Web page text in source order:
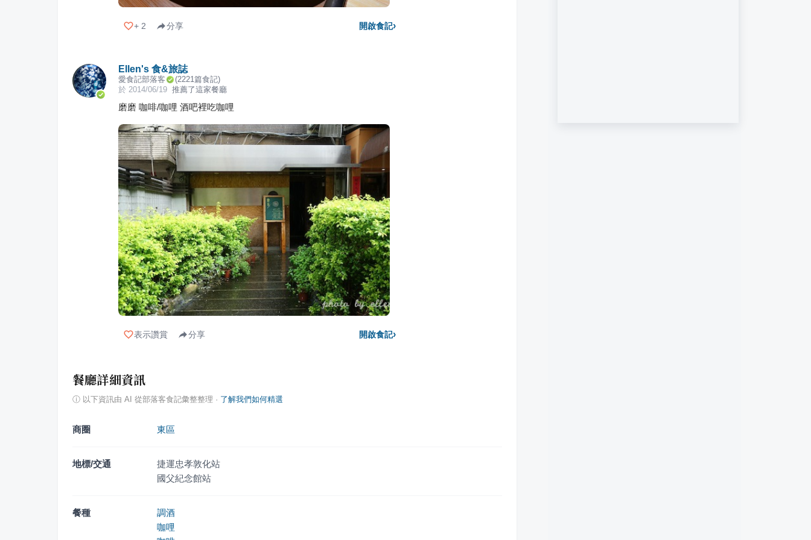
+ 2 分享 開啟食記›
Ellen's 食&旅誌
愛食記部落客 (2221篇食記)
於 2014/06/19 推薦了這家餐廳
磨磨 咖啡/咖哩 酒吧裡吃咖哩
表示讚賞 分享 開啟食記›
餐廳詳細資訊
ⓘ 以下資訊由 AI 從部落客食記彙整整理 · 了解我們如何精選
商圈 東區
地標/交通
捷運忠孝敦化站
國父紀念館站
餐種
調酒
咖哩